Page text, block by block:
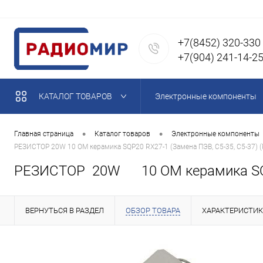
+7(8452) 320-330
+7(904) 241-14-25
КАТАЛОГ ТОВАРОВ Электронные компоненты
Магниты неодимовые
Паяльное оборудование,
Главная страница • Каталог товаров • Электронные компоненты
РЕЗИСТОР 20W 10 OM керамика SQP20 RX27-1 (Замена ПЭВ, С5-35, С5-
РЕЗИСТОР 20W 10 OM керамика
ВЕРНУТЬСЯ В РАЗДЕЛ ОБЗОР ТОВАРА